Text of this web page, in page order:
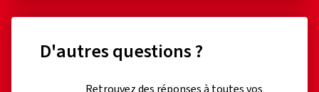
D'autres questions ?